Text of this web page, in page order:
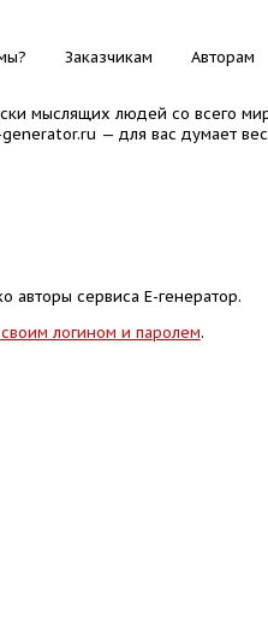
Заказчикам Авторам
мыслящих людей со всего
— для вас думает
авторы сервиса Е-генератор.
логином и паролем.